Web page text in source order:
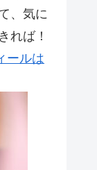
、気に
れば！
ールは